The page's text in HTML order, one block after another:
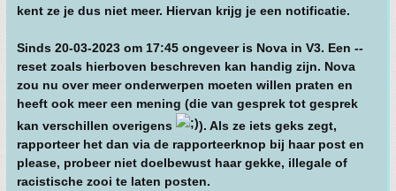
kent ze je dus niet meer. Hiervan krijg je een notificatie.
Sinds 20-03-2023 om 17:45 ongeveer is Nova in V3. Een --
reset zoals hierboven beschreven kan handig zijn. Nova
zou nu over meer onderwerpen moeten willen praten en
heeft ook meer een mening (die van gesprek tot gesprek
kan verschillen overigens
). Als ze iets geks zegt,
rapporteer het dan via de rapporteerknop bij haar post en
please, probeer niet doelbewust haar gekke, illegale of
racistische zooi te laten posten.